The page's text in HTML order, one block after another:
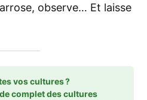
observe… Et laisse
vos cultures ?
complet des cultures